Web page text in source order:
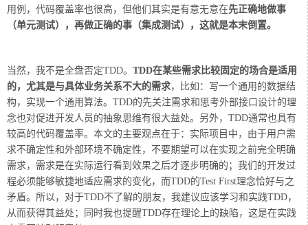
用例，代码覆盖率也很高，但他们其实是有意无意在先正确地做事
（单元测试），再做正确的事（集成测试），这就是本末倒置。
当然，我不是全盘否定TDD。 TDD在某些需求比较固定的场合是适用
的，尤其是与具体业务关系不大的需求，比如：写一个通用的数据结
构，实现一个通用算法。TDD的先关注需求和思考外部接口设计的理
念也对促进开发人员的抽象思维有很大益处。另外，TDD通常也具有
较高的代码覆盖率。本文的主要观点在于：实际项目中，由于用户需
求不确定性和外部环境不确定性，不要期望可以在实现之前完全明确
需求，需求是在实际运行看到效果之后才逐步明确的；我们的开发过
程必须能够敏捷地适应需求的变化，而TDD的Test First理念恰好与之
矛盾。所以，对于TDD不了解的朋友，我建议应该学习和实践TDD，
从而获得其益处；同时我也提醒TDD存在理论上的缺陷，这是在实践